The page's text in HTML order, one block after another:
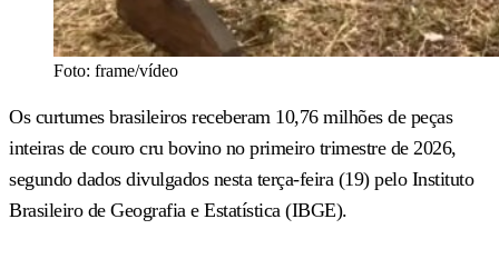
Foto: frame/vídeo
Os curtumes brasileiros receberam 10,76 milhões de peças
inteiras de couro cru bovino no primeiro trimestre de 2026,
segundo dados divulgados nesta terça-feira (19) pelo Instituto
Brasileiro de Geografia e Estatística (IBGE).